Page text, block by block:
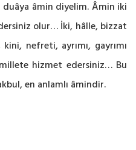
duâya âmin diyelim. Âmin iki
olur… İki, hâlle, bizzat
nefreti, ayrımı, gayrımı
hizmet edersiniz… Bu
en anlamlı âmindir.